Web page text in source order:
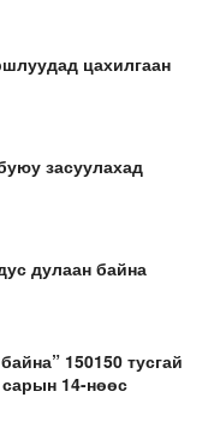
цахилгаан
засуулахад
дулаан байна
150150 тусгай
14-нөөс